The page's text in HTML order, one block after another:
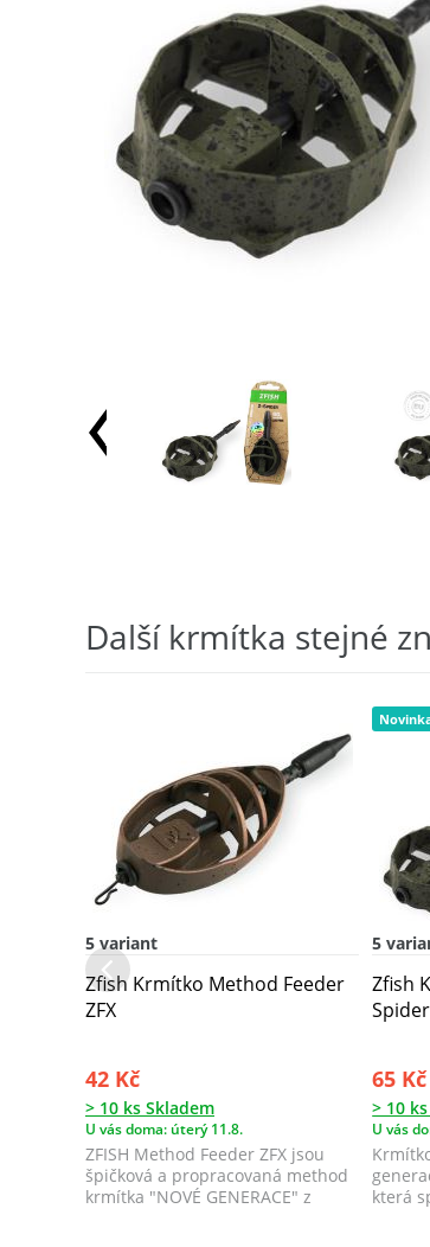
Další krmítka stejné
5 variant
Zfish Krmítko Method Feeder
ZFX
42 Kč
> 10 ks Skladem
U vás doma: úterý 11.8.
ZFISH Method Feeder ZFX jsou
špičková a propracovaná method
krmítka "NOVÉ GENERACE" z
5
Zfish
65 Kč
> 10
U vás
která